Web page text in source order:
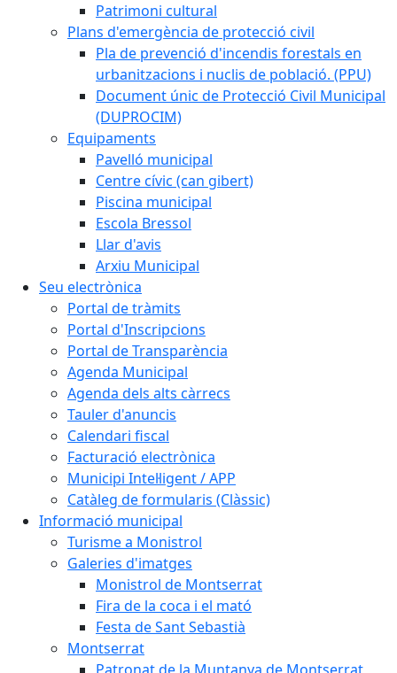
Patrimoni cultural
Plans d'emergència de protecció civil
Pla de prevenció d'incendis forestals en
urbanitzacions i nuclis de població. (PPU)
Document únic de Protecció Civil Municipal
(DUPROCIM)
Equipaments
Pavelló municipal
Centre cívic (can gibert)
Piscina municipal
Escola Bressol
Llar d'avis
Arxiu Municipal
Seu electrònica
Portal de tràmits
Portal d'Inscripcions
Portal de Transparència
Agenda Municipal
Agenda dels alts càrrecs
Tauler d'anuncis
Calendari fiscal
Facturació electrònica
Municipi Intel·ligent / APP
Catàleg de formularis (Clàssic)
Informació municipal
Turisme a Monistrol
Galeries d'imatges
Monistrol de Montserrat
Fira de la coca i el mató
Festa de Sant Sebastià
Montserrat